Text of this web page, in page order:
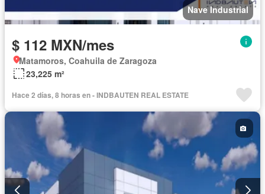
Nave Industrial
$ 112 MXN/mes
Matamoros, Coahuila de Zaragoza
23,225 m²
Hace 2 días, 8 horas en - INDBAUTEN REAL ESTATE